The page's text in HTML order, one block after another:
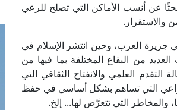
عن أنسب الأماكن التي تصلح للرعي
والاستقرار.
جزيرة العرب، وحين انتشر الإسلام في
من البقاع المختلفة بما فيها من
العلمي والانفتاح الثقافي التي
التي تساهم بشكل أساسي في حفظ
والمخاطر التي تتعرَّض لها... إلخ.